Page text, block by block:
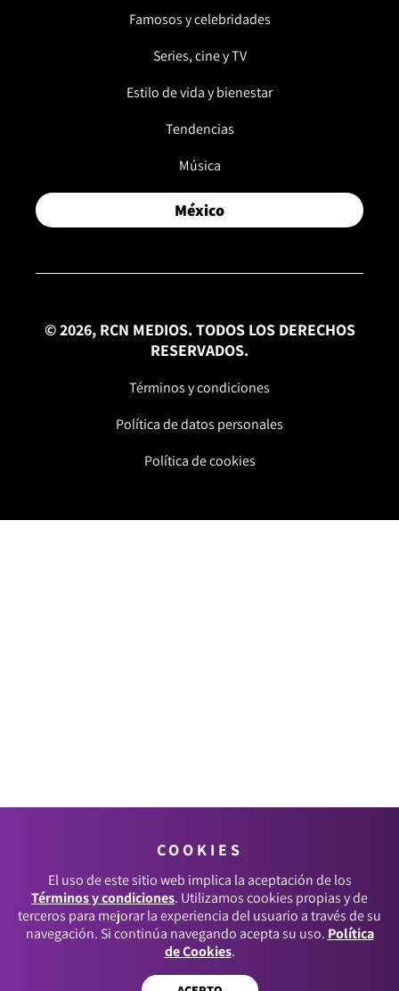
Famosos y celebridades
Series, cine y TV
Estilo de vida y bienestar
Tendencias
Música
México
© 2026, RCN MEDIOS. TODOS LOS DERECHOS
RESERVADOS.
Términos y condiciones
Política de datos personales
Política de cookies
COOKIES
El uso de este sitio web implica la aceptación de los
Términos y condiciones. Utilizamos cookies propias y de
terceros para mejorar la experiencia del usuario a través de su
navegación. Si continúa navegando acepta su uso. Política
de Cookies.